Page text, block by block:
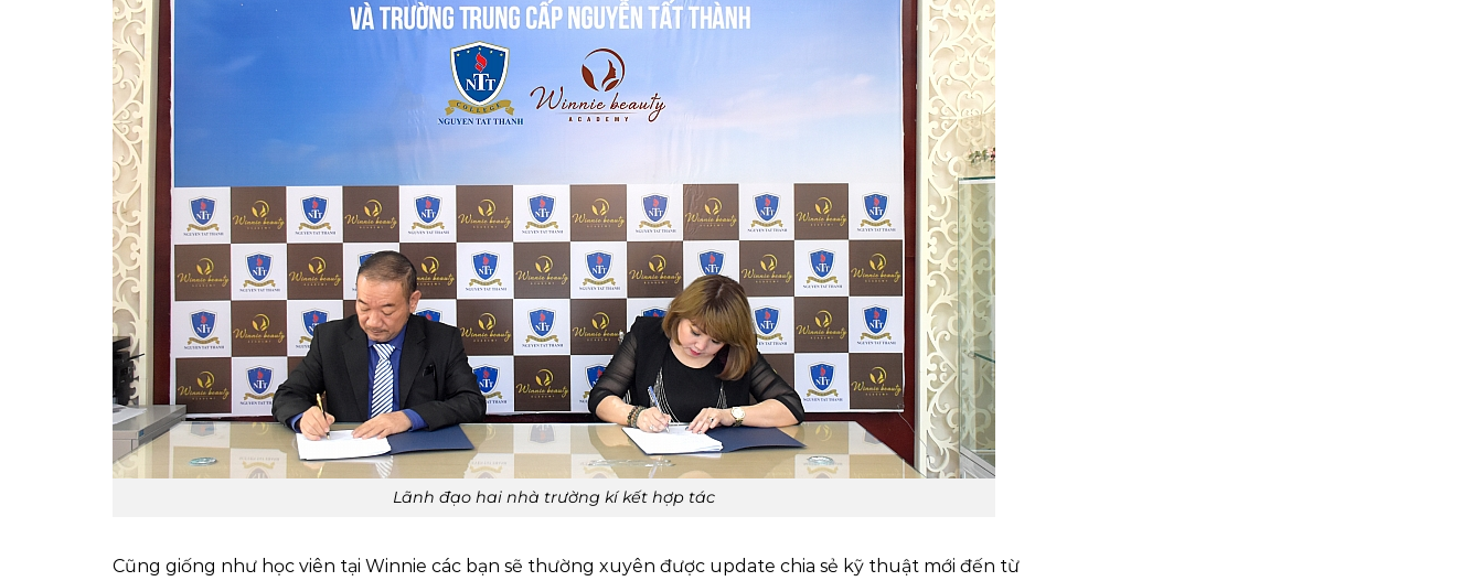
Lãnh đạo hai nhà trường kí kết hợp tác
Cũng giống như học viên tại Winnie các bạn sẽ thường xuyên được update chia sẻ kỹ thuật mới đến từ